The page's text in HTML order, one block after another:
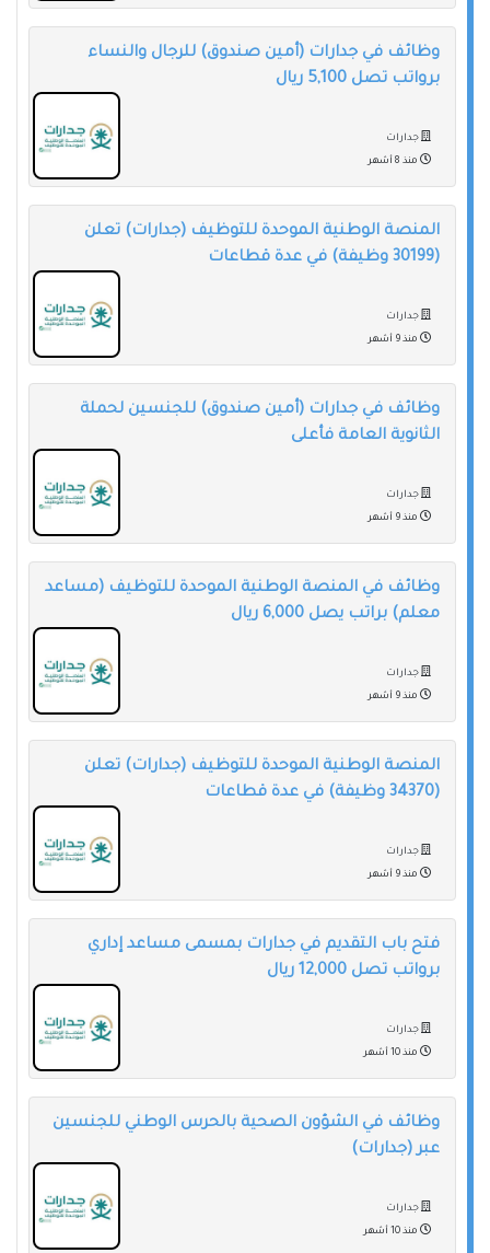
وظائف في جدارات (أمين صندوق) للرجال والنساء
برواتب تصل 5,100 ريال
جدارات
منذ 8 أشهر
المنصة الوطنية الموحدة للتوظيف (جدارات) تعلن
(30199 وظيفة) في عدة قطاعات
جدارات
منذ 9 أشهر
وظائف في جدارات (أمين صندوق) للجنسين لحملة
الثانوية العامة فأعلى
جدارات
منذ 9 أشهر
وظائف في المنصة الوطنية الموحدة للتوظيف (مساعد
معلم) براتب يصل 6,000 ريال
جدارات
منذ 9 أشهر
المنصة الوطنية الموحدة للتوظيف (جدارات) تعلن
(34370 وظيفة) في عدة قطاعات
جدارات
منذ 9 أشهر
فتح باب التقديم في جدارات بمسمى مساعد إداري
برواتب تصل 12,000 ريال
جدارات
منذ 10 أشهر
وظائف في الشؤون الصحية بالحرس الوطني للجنسين
عبر (جدارات)
جدارات
منذ 10 أشهر